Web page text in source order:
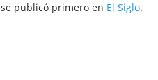
se publicó primero en El Siglo.